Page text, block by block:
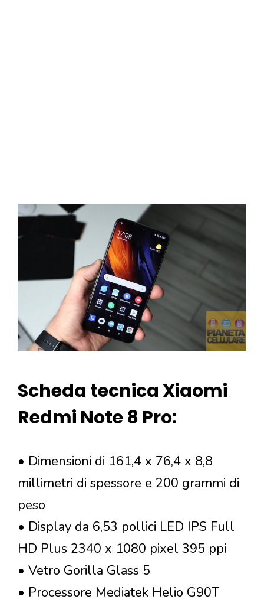
Scheda tecnica Xiaomi
Redmi Note 8 Pro:
• Dimensioni di 161,4 x 76,4 x 8,8
millimetri di spessore e 200 grammi di
peso
• Display da 6,53 pollici LED IPS Full
HD Plus 2340 x 1080 pixel 395 ppi
• Vetro Gorilla Glass 5
• Processore Mediatek Helio G90T